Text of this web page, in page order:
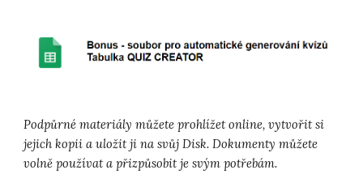
Podpůrné materiály můžete prohlížet online, vytvořit si
jejich kopii a uložit ji na svůj Disk. Dokumenty můžete
volně používat a přizpůsobit je svým potřebám.